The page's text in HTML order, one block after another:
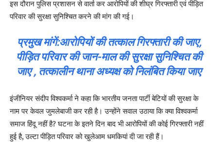
इस दौरान पुलिस प्रशासन से वार्ता कर आरोपियों की शीघ्र गिरफ्तारी एवं पीड़ित
परिवार की सुरक्षा सुनिश्चित करने की मांग की गई।
प्रमुख मांगें:आरोपियों की तत्काल गिरफ्तारी की जाए,
पीड़ित परिवार की जान-माल की सुरक्षा सुनिश्चित की
जाए , तत्कालीन थाना अध्यक्ष को निलंबित किया जाए
इंजीनियर संदीप विश्वकर्मा ने कहा कि भारतीय जनता पार्टी बेटियों की सुरक्षा के
नाम पर केवल जुमलेबाजी कर रही है। उन्होंने सवाल उठाया कि क्या विश्वकर्मा
समाज हिंदू नहीं है? घटना के इतने दिन बाद भी आरोपियों की कोई गिरफ्तारी नहीं
हुई है, उल्टा पीड़ित परिवार को खुलेआम धमकियां दी जा रही हैं।